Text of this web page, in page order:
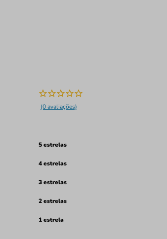
(0 avaliações)
5 estrelas
4 estrelas
3 estrelas
2 estrelas
1 estrela